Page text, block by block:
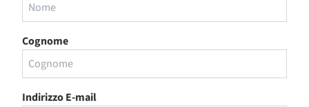
Cognome
Indirizzo E-mail